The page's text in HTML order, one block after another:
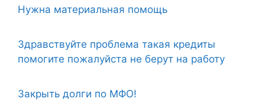
Нужна материальная помощь
Здравствуйте проблема такая кредиты
помогите пожалуйста не берут на работу
Закрыть долги по МФО!